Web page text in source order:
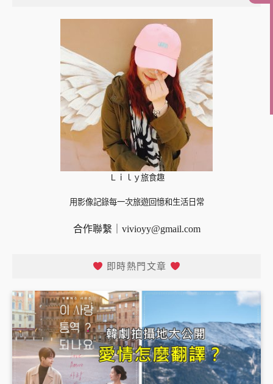
Ｌｉｌｙ旅食趣
用影像記錄每一次旅遊回憶和生活日常
合作聯繫｜ vivioyy@gmail.com
即時熱門文章